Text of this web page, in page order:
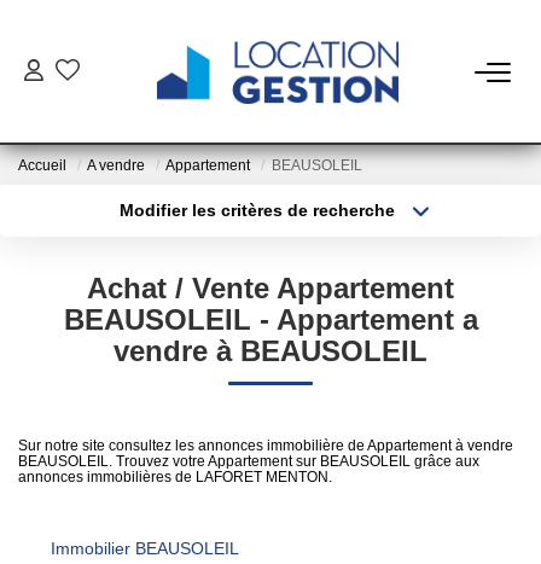
La Gestion Du Locataire
LOUER
ESTIMER
Accueil A vendre Appartement BEAUSOLEIL
Modifier les critères de recherche
Sélectionnez...
Type de bien
Surface min
Achat / Vente Appartement
BEAUSOLEIL - Appartement a
vendre à BEAUSOLEIL
Sur notre site consultez les annonces immobilière de Appartement à vendre
BEAUSOLEIL. Trouvez votre Appartement sur BEAUSOLEIL grâce aux
annonces immobilières de LAFORET MENTON.
Immobilier BEAUSOLEIL